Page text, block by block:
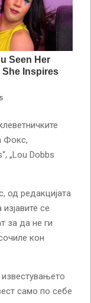
Фокс,
„Lou Dobbs
од редакцијата
се
за да не ги
кон
само по себе